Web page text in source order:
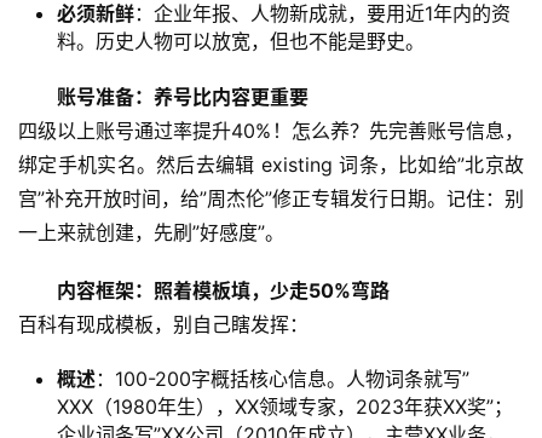
必须新鲜：企业年报、人物新成就，要用近1年内的资
料。历史人物可以放宽，但也不能是野史。
账号准备：养号比内容更重要
四级以上账号通过率提升40%！怎么养？先完善账号信息，
绑定手机实名。然后去编辑 existing 词条，比如给”北京故
宫”补充开放时间，给”周杰伦”修正专辑发行日期。记住：别
一上来就创建，先刷”好感度”。
内容框架：照着模板填，少走50%弯路
百科有现成模板，别自己瞎发挥：
概述：100-200字概括核心信息。人物词条就写”
XXX（1980年生），XX领域专家，2023年获XX奖”；